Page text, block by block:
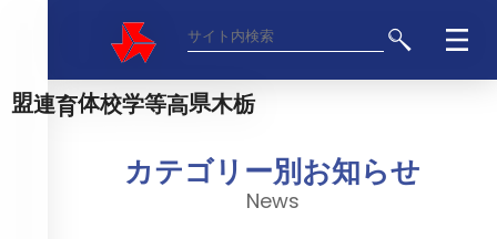
カテゴリー別お知らせ
News